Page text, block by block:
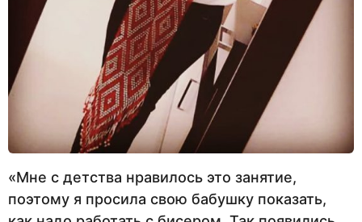
«Мне с детства нравилось это занятие,
поэтому я просила свою бабушку показать,